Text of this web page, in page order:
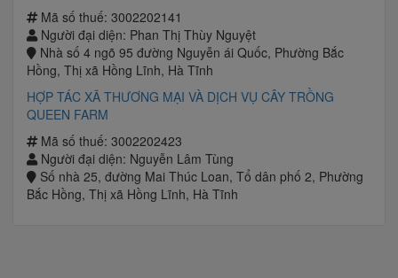
Mã số thuế: 3002202141
Người đại diện: Phan Thị Thùy Nguyệt
Nhà số 4 ngõ 95 đường Nguyễn ái Quốc, Phường Bắc
Hồng, Thị xã Hồng Lĩnh, Hà Tĩnh
HỢP TÁC XÃ THƯƠNG MẠI VÀ DỊCH VỤ CÂY TRỒNG
QUEEN FARM
Mã số thuế: 3002202423
Người đại diện: Nguyễn Lâm Tùng
Số nhà 25, đường Mai Thúc Loan, Tổ dân phố 2, Phường
Bắc Hồng, Thị xã Hồng Lĩnh, Hà Tĩnh